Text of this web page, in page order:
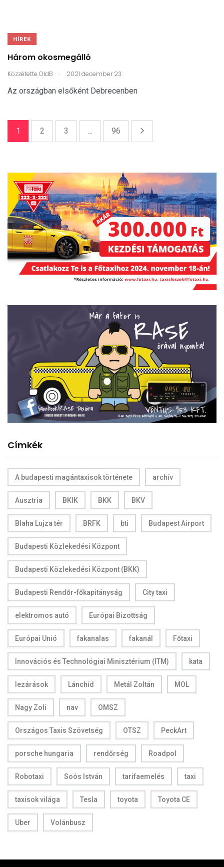
HÍREK
Három okosmegálló
Közzétette OldB . 2021 december 23
Az országban elsőként Debrecenben
1 2 3 96
Címkék
A budapesti magántaxisok története archív
Ausztria BKIK BKK BKV
Blaha Lujza tér BRFK bti Budapest Airport
Budapesti Közlekedési Központ
Budapesti Közlekedési Központ (BKK)
Budapesti Rendőr-főkapitányság City taxi
elektromos autó Európai Bizottság
Európai Unió fakanalas fakanál Főtaxi
Innovációs és Technológiai Minisztérium (ITM) kata
lezárások Lánchíd Metál Zoltán MOL
Nagy Zoli nav OMSZ
Országos Taxis Szövetség OTSZ PeckArt
porsche hungaria rendőrség Roadpol
Robotaxi Soós István tarifaemelés taxi
taxisok világa Tesla toyota Toyota CE
Uber Volánbusz